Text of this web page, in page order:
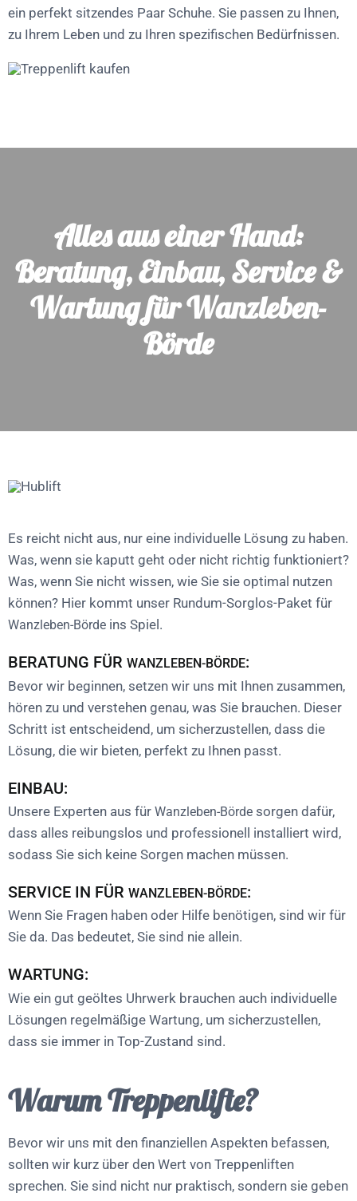
ein perfekt sitzendes Paar Schuhe. Sie passen zu Ihnen,
zu Ihrem Leben und zu Ihren spezifischen Bedürfnissen.
Alles aus einer Hand:
Beratung, Einbau, Service &
Wartung für Wanzleben-
Börde
Es reicht nicht aus, nur eine individuelle Lösung zu haben.
Was, wenn sie kaputt geht oder nicht richtig funktioniert?
Was, wenn Sie nicht wissen, wie Sie sie optimal nutzen
können? Hier kommt unser Rundum-Sorglos-Paket für
Wanzleben-Börde ins Spiel.
BERATUNG FÜR WANZLEBEN-BÖRDE:
Bevor wir beginnen, setzen wir uns mit Ihnen zusammen,
hören zu und verstehen genau, was Sie brauchen. Dieser
Schritt ist entscheidend, um sicherzustellen, dass die
Lösung, die wir bieten, perfekt zu Ihnen passt.
EINBAU:
Unsere Experten aus für Wanzleben-Börde sorgen dafür,
dass alles reibungslos und professionell installiert wird,
sodass Sie sich keine Sorgen machen müssen.
SERVICE IN FÜR WANZLEBEN-BÖRDE:
Wenn Sie Fragen haben oder Hilfe benötigen, sind wir für
Sie da. Das bedeutet, Sie sind nie allein.
WARTUNG:
Wie ein gut geöltes Uhrwerk brauchen auch individuelle
Lösungen regelmäßige Wartung, um sicherzustellen,
dass sie immer in Top-Zustand sind.
Warum Treppenlifte?
Bevor wir uns mit den finanziellen Aspekten befassen,
sollten wir kurz über den Wert von Treppenliften
sprechen. Sie sind nicht nur praktisch, sondern sie geben